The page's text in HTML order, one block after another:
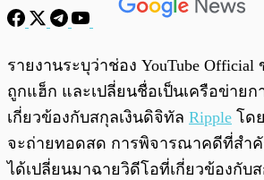
รายงานระบุว่าช่อง YouTube
ถูกแฮ็ก และเปลี่ยนชื่อเป็นเครือข่ายก
เกี่ยวข้องกับสกุลเงินดิจิทัล Ripple โด
จะถ่ายทอดสด การพิจารณาคดีที่สำ
ได้เปลี่ยนมาฉายวิดีโอที่เกี่ยวข้องกับ